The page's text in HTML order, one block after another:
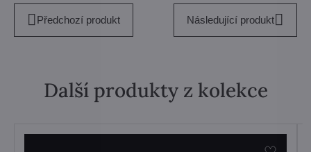
Předchozí produkt Následující produkt
Další produkty z kolekce